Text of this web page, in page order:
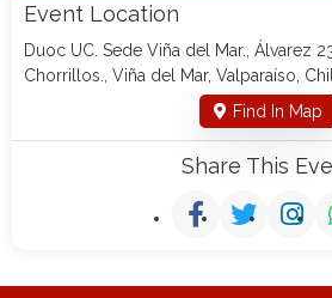
Event Location
Duoc UC. Sede Viña del Mar., Álvarez
Chorrillos., Viña del Mar, Valparaíso,
Find In Map
Share This